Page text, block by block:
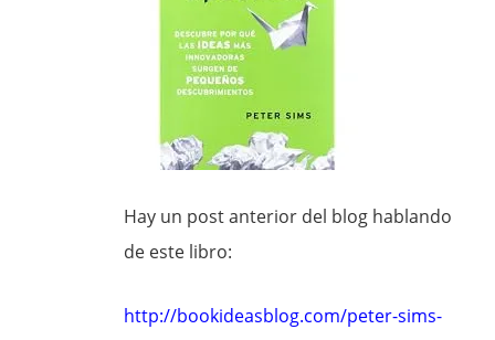
Hay un post anterior del blog hablando
de este libro:
http://bookideasblog.com/peter-sims-